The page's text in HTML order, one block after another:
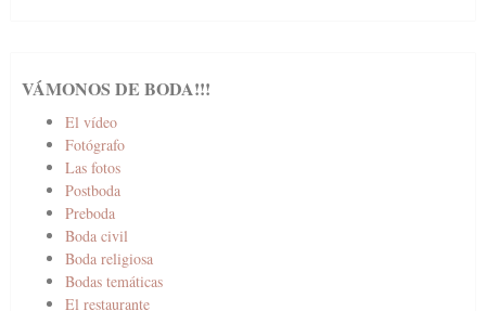
VÁMONOS DE BODA!!!
El vídeo
Fotógrafo
Las fotos
Postboda
Preboda
Boda civil
Boda religiosa
Bodas temáticas
El restaurante